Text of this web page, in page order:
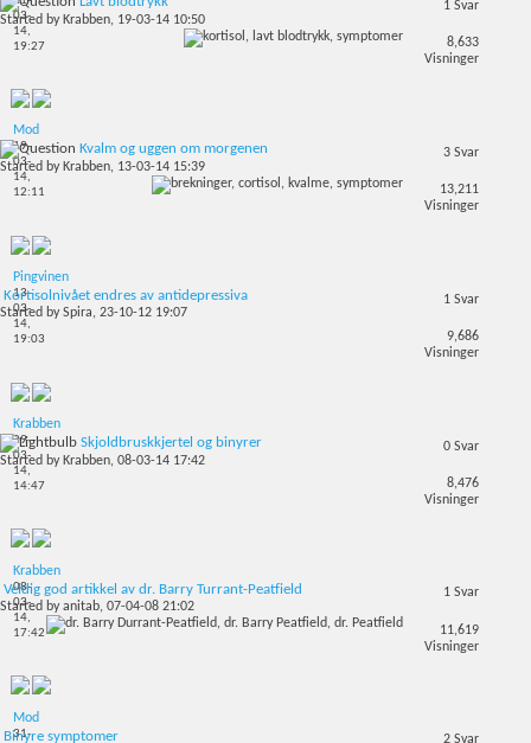
03-
14,
19:27
Started by Krabben, 19-03-14 10:50
1 Svar
8,633
Visninger
Mod
19-
03-
14,
12:11
Kvalm og uggen om morgenen
Started by Krabben, 13-03-14 15:39
3 Svar
13,211
Visninger
Pingvinen
13-
03-
14,
19:03
Kortisolnivået endres av antidepressiva
Started bySpira, 23-10-12 19:07
1 Svar
9,686
Visninger
Krabben
09-
03-
14,
14:47
Skjoldbruskkjertel og binyrer
Started by Krabben, 08-03-14 17:42
0 Svar
8,476
Visninger
Krabben
08-
03-
14,
17:42
Veldig god artikkel av dr. Barry Turrant-Peatfield
Started byanitab, 07-04-08 21:02
1 Svar
11,619
Visninger
Mod
31-
Binyre symptomer 2 Svar